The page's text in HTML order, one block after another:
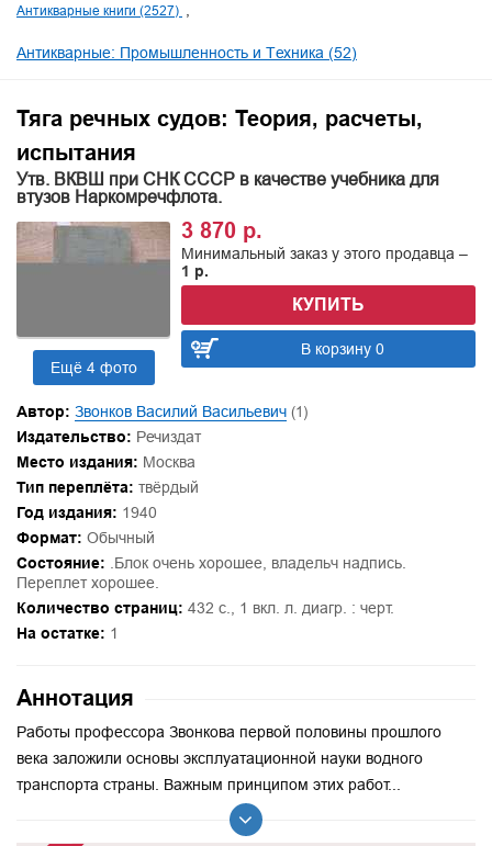
Антикварные книги (2527)
Антикварные: Промышленность и Техника (52)
Тяга речных судов: Теория, расчеты,
испытания
Утв. ВКВШ при СНК СССР в качестве учебника для
втузов Наркомречфлота.
Ещё 4 фото
3 870 р.
Минимальный заказ у этого продавца –
1 р.
КУПИТЬ
В корзину 0
Автор: Звонков Василий Васильевич (1)
Издательство: Речиздат
Место издания: Москва
Тип переплёта: твёрдый
Год издания: 1940
Формат: Обычный
Состояние: .Блок очень хорошее, владельч надпись.
Переплет хорошее.
Количество страниц: 432 с., 1 вкл. л. диагр. : черт.
На остатке: 1
Аннотация
Работы профессора Звонкова первой половины прошлого
века заложили основы эксплуатационной науки водного
транспорта страны. Важным принципом этих работ...